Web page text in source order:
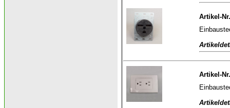
Artikel-
Artikel-